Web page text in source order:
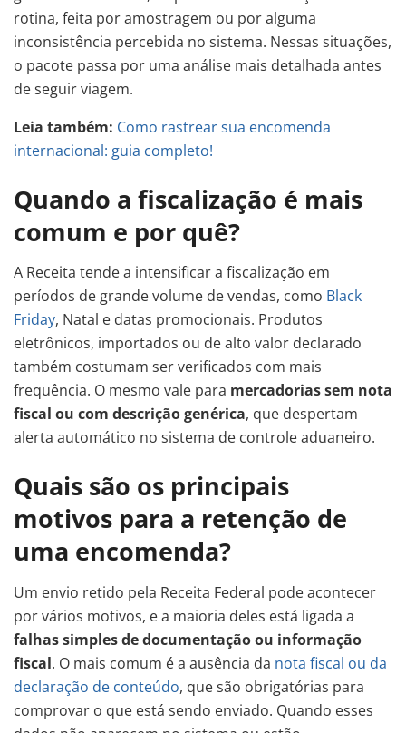
rotina, feita por amostragem ou por alguma
inconsistência percebida no sistema. Nessas situações,
o pacote passa por uma análise mais detalhada antes
de seguir viagem.
Leia também: Como rastrear sua encomenda
internacional: guia completo!
Quando a fiscalização é mais
comum e por quê?
A Receita tende a intensificar a fiscalização em
períodos de grande volume de vendas, como Black
Friday, Natal e datas promocionais. Produtos
eletrônicos, importados ou de alto valor declarado
também costumam ser verificados com mais
frequência. O mesmo vale para mercadorias sem nota
fiscal ou com descrição genérica, que despertam
alerta automático no sistema de controle aduaneiro.
Quais são os principais
motivos para a retenção de
uma encomenda?
Um envio retido pela Receita Federal pode acontecer
por vários motivos, e a maioria deles está ligada a
falhas simples de documentação ou informação
fiscal. O mais comum é a ausência da nota fiscal ou da
declaração de conteúdo, que são obrigatórias para
comprovar o que está sendo enviado. Quando esses